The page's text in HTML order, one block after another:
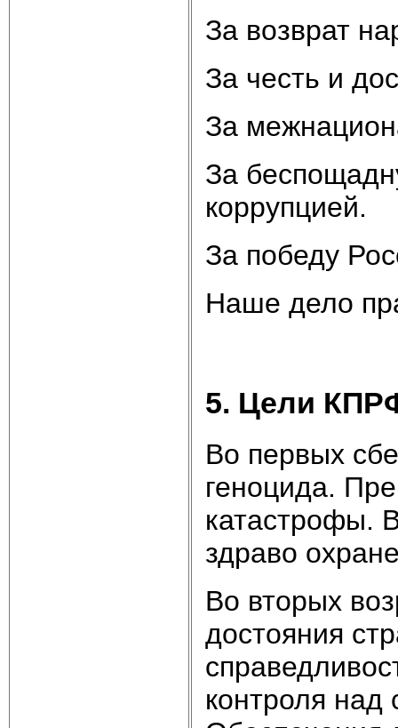
За возврат
За честь и
За
За
коррупцией.
За победу
Наше дело
5. Цели
Во первых
геноцида.
катастрофы.
здраво
Во вторых
достояния
контроля над